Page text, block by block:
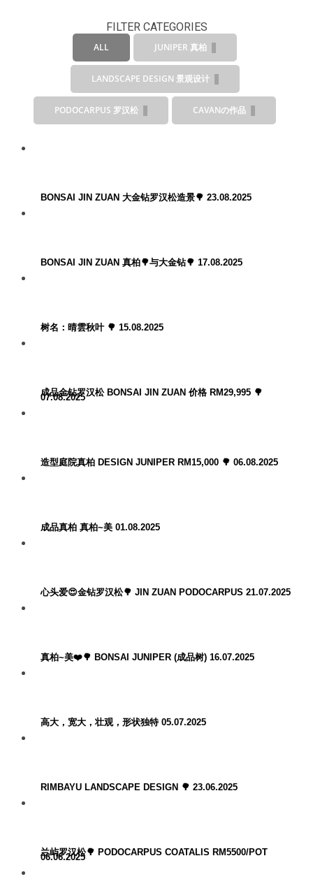
FILTER CATEGORIES
ALL JUNIPER 真柏
LANDSCAPE DESIGN 景观设计
PODOCARPUS 罗汉松 CAVANの作品
BONSAI JIN ZUAN 大金钻罗汉松造景🌳 23.08.2025
BONSAI JIN ZUAN 真柏🌳与大金钻🌳 17.08.2025
树名：晴雲秋叶 🌳 15.08.2025
成品金钻罗汉松 BONSAI JIN ZUAN 价格 RM29,995 🌳
07.08.2025
造型庭院真柏 DESIGN JUNIPER RM15,000 🌳 06.08.2025
成品真柏 真柏~美 01.08.2025
心头爱😍金钻罗汉松🌳 JIN ZUAN PODOCARPUS 21.07.2025
真柏~美❤️🌳 BONSAI JUNIPER (成品树) 16.07.2025
高大，宽大，壮观，形状独特 05.07.2025
RIMBAYU LANDSCAPE DESIGN 🌳 23.06.2025
兰屿罗汉松🌳 PODOCARPUS COATALIS RM5500/POT
06.06.2025